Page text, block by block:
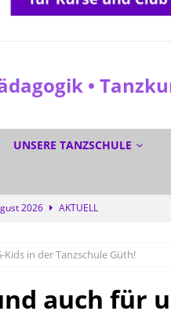
•
UNSERE TANZSCHULE
2026
AKTUELL
Ja! 💃🕺
SPEZIAL
Tanzschule Güth
in der Tanzschule Güth!
auch für